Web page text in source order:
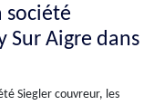
société
Aigre dans
Siegler couvreur, les